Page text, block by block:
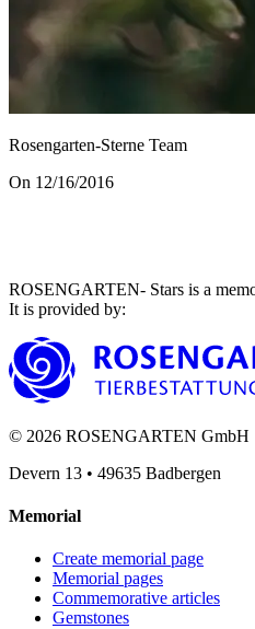
Rosengarten-Sterne Team
On 12/16/2016
ROSENGARTEN- Stars is a
It is provided by:
© 2026 ROSENGARTEN GmbH
Devern 13 • 49635 Badbergen
Memorial
Create memorial page
Memorial pages
Commemorative articles
Gemstones